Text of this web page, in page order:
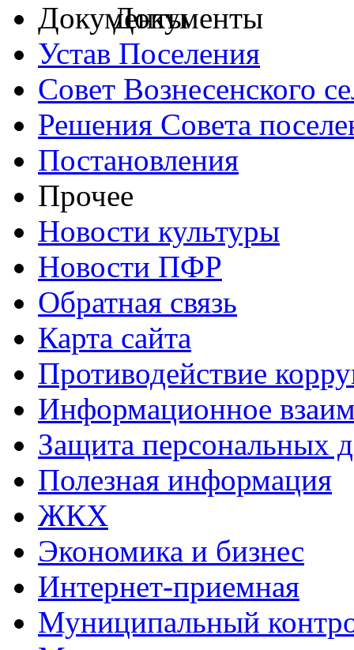
Документы
Устав Поселения
Совет Вознесенского
Решения Совета
Постановления
Прочее
Новости культуры
Новости ПФР
Обратная связь
Карта сайта
Противодействие
Информационное
Защита персональных
Полезная информация
ЖКХ
Экономика и бизнес
Интернет-приемная
Муниципальный